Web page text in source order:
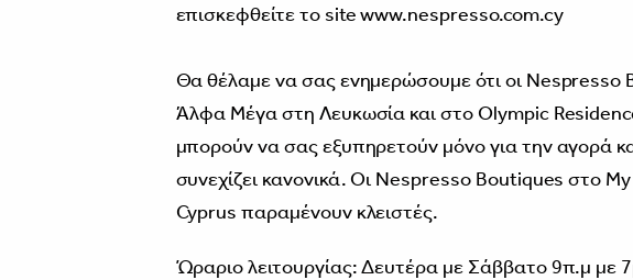
επισκεφθείτε το sitewww.nespresso.com.cy
Θα θέλαμε να σας ενημερώσουμε ότι οι Nespresso
Άλφα Μέγα στη Λευκωσία και στο Olympic
μπορούν να σας εξυπηρετούν μόνο για την αγορά
συνεχίζει κανονικά. Οι Nespresso Boutiques στο
Cyprus παραμένουν κλειστές.
Ώραριο λειτουργίας: Δευτέρα με Σάββατο 9π.μ με